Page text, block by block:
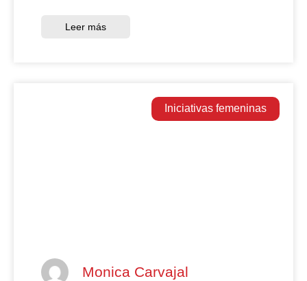
Leer más
Iniciativas femeninas
Monica Carvajal